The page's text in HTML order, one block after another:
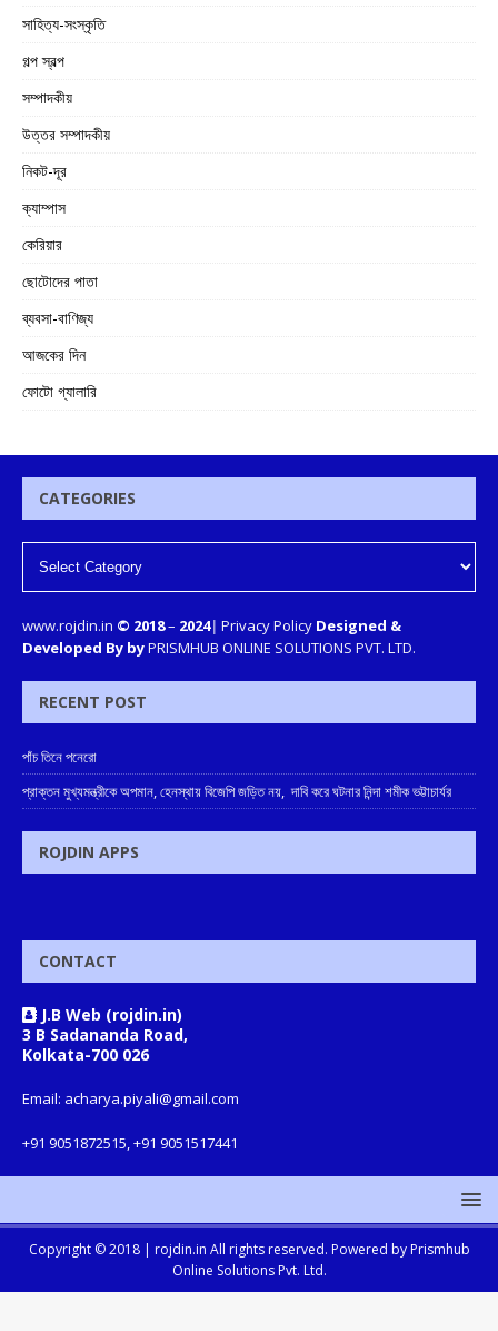
সাহিত্য-সংস্কৃতি
গল্প স্বল্প
সম্পাদকীয়
উত্তর সম্পাদকীয়
নিকট-দূর
ক্যাম্পাস
কেরিয়ার
ছোটোদের পাতা
ব্যবসা-বাণিজ্য
আজকের দিন
ফোটো গ্যালারি
CATEGORIES
www.rojdin.in © 2018– 2024| Privacy Policy Designed &
Developed By byPRISMHUB ONLINE SOLUTIONS PVT. LTD.
RECENT POST
পাঁচ তিনে পনেরো
প্রাক্তন মুখ্যমন্ত্রীকে অপমান, হেনস্থায় বিজেপি জড়িত নয়, দাবি করে ঘটনার নিন্দা শমীক ভট্টাচার্যর
ROJDIN APPS
CONTACT
J.B Web (rojdin.in)
3 B Sadananda Road,
Kolkata-700 026
Email: acharya.piyali@gmail.com
+91 9051872515, +91 9051517441
Copyright © 2018 | rojdin.in All rights reserved. Powered by Prismhub
Online Solutions Pvt. Ltd.